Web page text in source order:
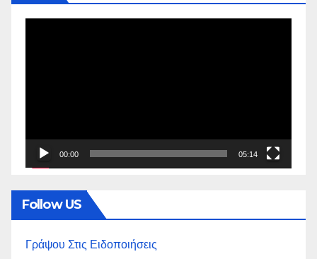
00:00 05:14
Follow US
Γράψου Στις Ειδοποιήσεις